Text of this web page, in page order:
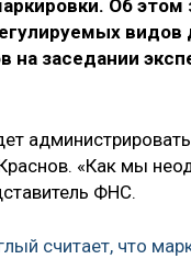
Об этом
на заседании
«Как мы
ФНС.
считает, что